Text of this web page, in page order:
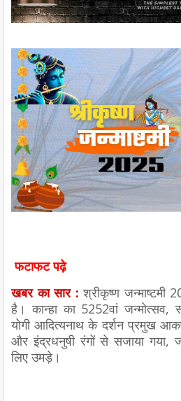
फटाफट पढ़े
खबर का सार :श्रीकृष्ण जन्माष्टमी
है। कान्हा का 5252वां जन्मोत्सव,
योगी आदित्यनाथ के दर्शन प्रमुख
और इंद्रधनुषी रंगों से सजाया गया,
लिए उमड़े।